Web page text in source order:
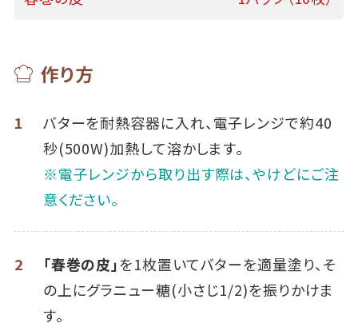
作り方
1
バターを耐熱容器に入れ、電子レンジで約40
秒(500W)加熱して溶かします。
※電子レンジから取り出す際は、やけどにご注
意ください。
2 「春巻の皮」を1枚置いてバターを適量塗り、そ
の上にグラニュー糖(小さじ1/2)を振りかけま
す。